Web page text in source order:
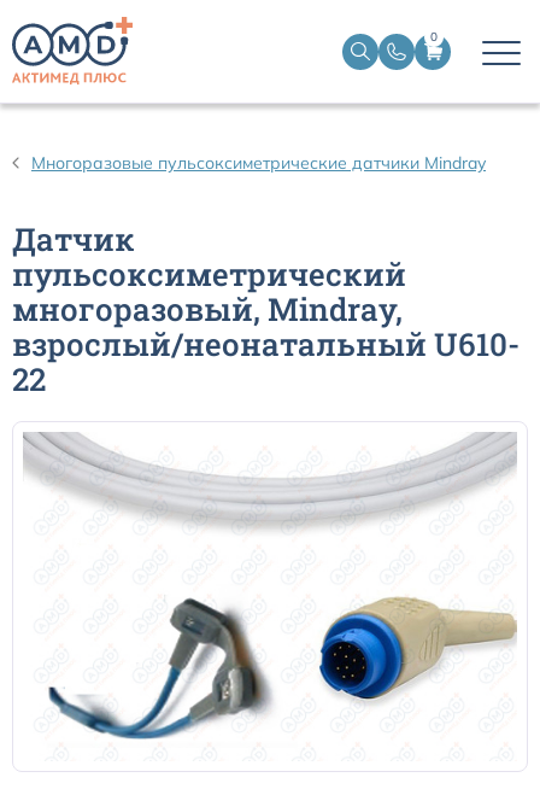
0
Многоразовые пульсоксиметрические датчики Mindray
Датчик
пульсоксиметрический
многоразовый, Mindray,
взрослый/неонатальный U610-
22
Датчики ЭЭГ BIS
Кабели пациента ЭКГ
Кабели для кардиографов
Датчики кислорода для ИВЛ
Датчики потока для аппаратов ИВЛ
Электроды для ЭКГ
Пульсоксиметры